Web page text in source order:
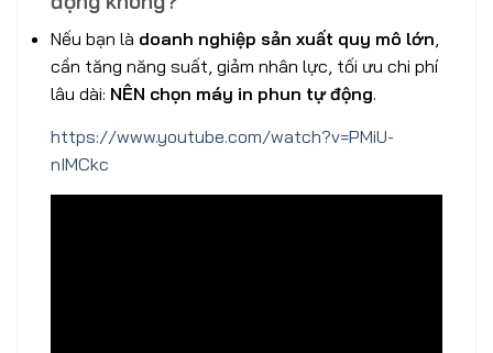
Nếu bạn là doanh nghiệp sản xuất quy mô lớn
cần tăng năng suất, giảm nhân lực, tối ưu chi phí
lâu dài: NÊN chọn máy in phun tự động.
https://www.youtube.com/watch?v=PMiU-
nIMCkc